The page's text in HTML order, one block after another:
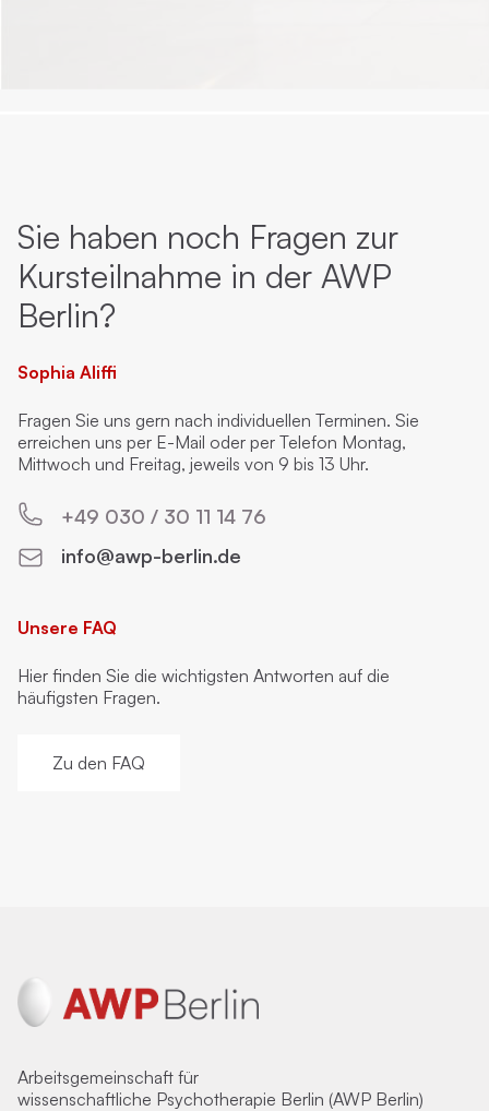
Sie haben noch Fragen zur
Kursteilnahme in der AWP
Berlin?
Sophia Aliffi
Fragen Sie uns gern nach individuellen Terminen. Sie
erreichen uns per E-Mail oder per Telefon Montag,
Mittwoch und Freitag, jeweils von 9 bis 13 Uhr.
+49 030 / 30 11 14 76
info@awp-berlin.de
Unsere FAQ
Hier finden Sie die wichtigsten Antworten auf die
häufigsten Fragen.
Zu den FAQ
Arbeitsgemeinschaft für
wissenschaftliche Psychotherapie Berlin (AWP Berlin)